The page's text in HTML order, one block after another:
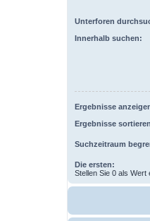
Unterforen
Innerhalb suchen:
Ergebnisse
Ergebnisse
Suchzeitraum
Die ersten:
Stellen Sie 0 als Wert